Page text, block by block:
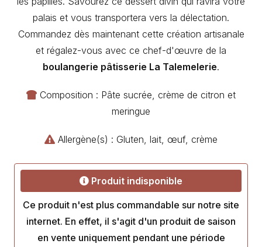
palais et vous transportera vers la délectation.
Commandez dès maintenant cette création artisanale
et régalez-vous avec ce chef-d'œuvre de la
boulangerie pâtisserie La Talemelerie.
Composition : Pâte sucrée, crème de citron et
meringue
Allergène(s) : Gluten, lait, œuf, crème
Produit indisponible
Ce produit n'est plus commandable sur notre site
internet. En effet, il s'agit d'un produit de saison
en vente uniquement pendant une période